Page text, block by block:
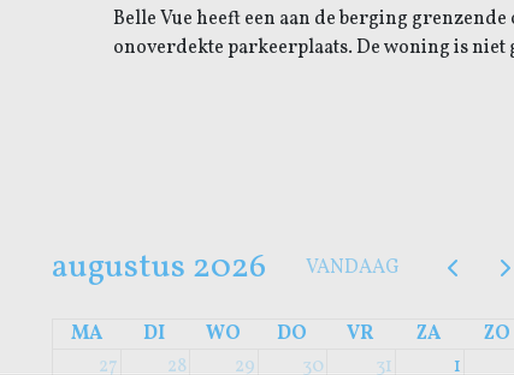
Belle Vueheeft een aan de berging
onoverdekte parkeerplaats. De woning is
augustus 2026 VANDAAG
MA DI WO DO VR ZA
ZO
27
28 29 30 31 1